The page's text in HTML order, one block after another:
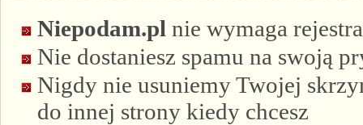
Niepodam.pl nie wymaga
Nie dostaniesz spamu na swoją
Nigdy nie usuniemy Twojej
do innej strony kiedy chcesz